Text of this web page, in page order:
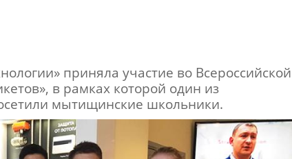
приняла участие во Всероссийской
в рамках которой один из
мытищинские школьники.